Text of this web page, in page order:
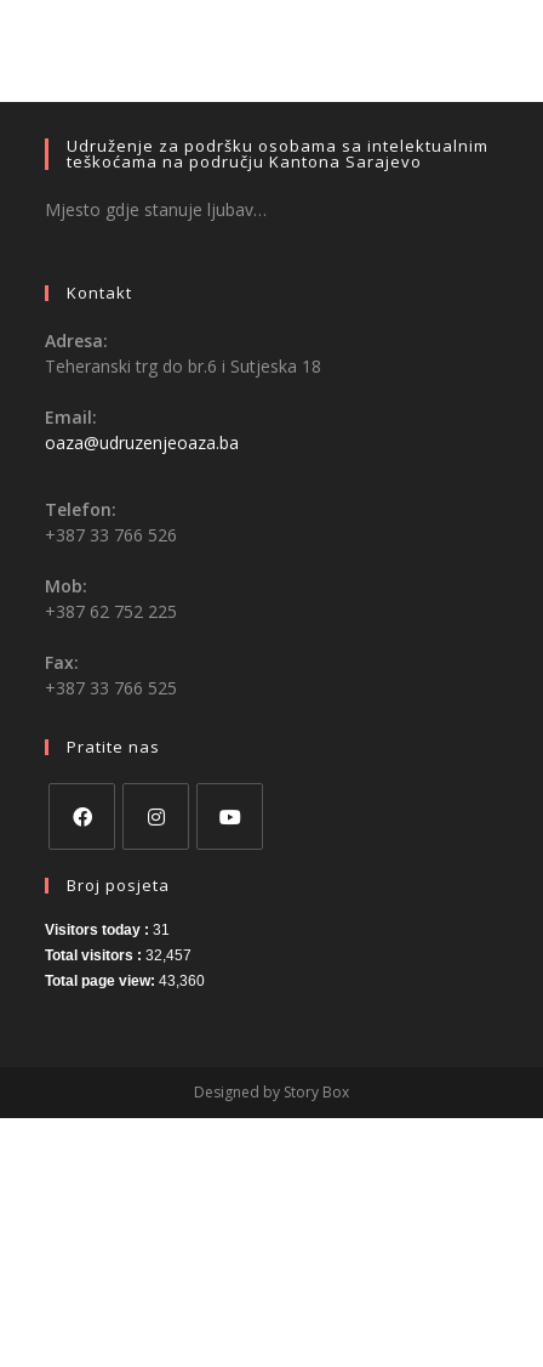
Udruženje za podršku osobama sa intelektualnim
teškoćama na području Kantona Sarajevo
Mjesto gdje stanuje ljubav…
Kontakt
Adresa:
Teheranski trg do br.6 i Sutjeska 18
Email:
oaza@udruzenjeoaza.ba
Telefon:
+387 33 766 526
Mob:
+387 62 752 225
Fax:
+387 33 766 525
Pratite nas
Broj posjeta
Visitors today :31
Total visitors :32,457
Total page view:43,360
Designed by Story Box